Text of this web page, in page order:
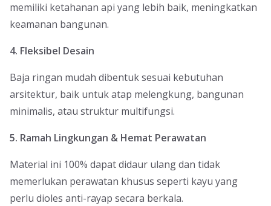
memiliki ketahanan api yang lebih baik, meningkatkan
keamanan bangunan.
4. Fleksibel Desain
Baja ringan mudah dibentuk sesuai kebutuhan
arsitektur, baik untuk atap melengkung, bangunan
minimalis, atau struktur multifungsi.
5. Ramah Lingkungan & Hemat Perawatan
Material ini 100% dapat didaur ulang dan tidak
memerlukan perawatan khusus seperti kayu yang
perlu dioles anti-rayap secara berkala.